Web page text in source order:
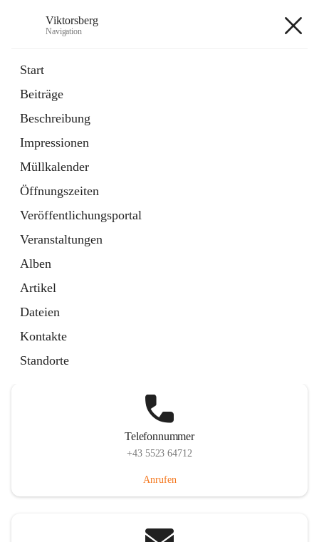
Viktorsberg
Navigation
Start
Beiträge
Beschreibung
Impressionen
Müllkalender
Öffnungszeiten
Veröffentlichungsportal
Veranstaltungen
Alben
Artikel
Dateien
Kontakte
Standorte
1 Schnellzugriff
Bürgerservice
10 Schnellzugriffe
Telefonnummer
+43 5523 64712
Anrufen